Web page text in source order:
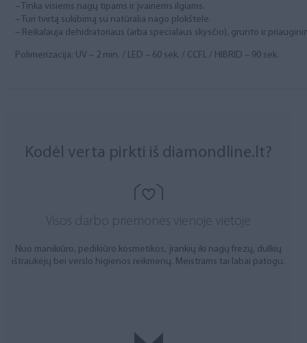
– Tinka visiems nagų tipams ir įvairiems ilgiams.
– Turi tvirtą sukibimą su natūralia nago plokštele.
– Reikalauja dehidratoriaus (arba specialaus skysčio), grunto ir
Polimerizacija: UV – 2 min. / LED – 60 sek. / CCFL / HIBRID – 90 sek.
Kodėl verta pirkti iš diamondline.lt?
Visos darbo priemonės vienoje vietoje
Nuo manikiūro, pedikiūro kosmetikos, įrankių iki nagų frezų, dulkių
ištraukėjų bei verslo higienos reikmenų. Meistrams tai labai patogu.